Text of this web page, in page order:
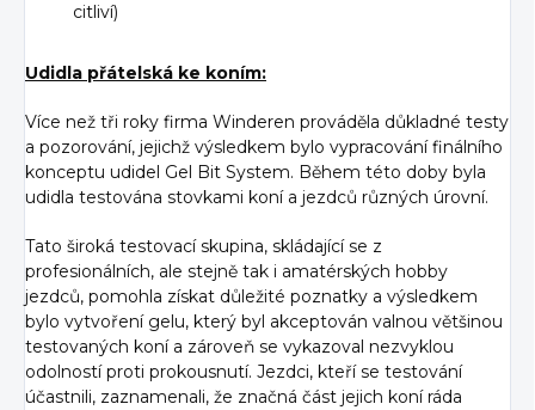
citliví)
Udidla přátelská ke koním:
Více než tři roky firma Winderen prováděla důkladné testy
a pozorování, jejichž výsledkem bylo vypracování finálního
konceptu udidel Gel Bit System. Během této doby byla
udidla testována stovkami koní a jezdců různých úrovní.
Tato široká testovací skupina, skládající se z
profesionálních, ale stejně tak i amatérských hobby
jezdců, pomohla získat důležité poznatky a výsledkem
bylo vytvoření gelu, který byl akceptován valnou většinou
testovaných koní a zároveň se vykazoval nezvyklou
odolností proti prokousnutí. Jezdci, kteří se testování
účastnili, zaznamenali, že značná část jejich koní ráda